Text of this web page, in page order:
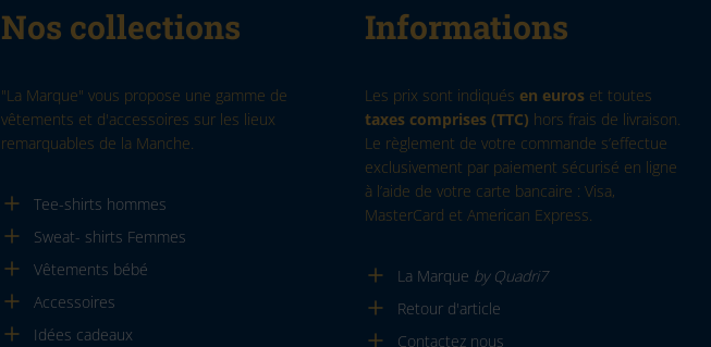
Nos collections
"La Marque" vous propose une gamme de
vêtements et d'accessoires sur les lieux
remarquables de la Manche.
Tee-shirts hommes
Sweat- shirts Femmes
Vêtements bébé
Accessoires
Idées cadeaux
Informations
Les prix sont indiqués en euros et toutes
taxes comprises (TTC) hors frais de livraison.
Le règlement de votre commande s’effectue
exclusivement par paiement sécurisé en ligne
à l’aide de votre carte bancaire : Visa,
MasterCard et American Express.
La Marque by Quadri7
Retour d'article
Contactez nous